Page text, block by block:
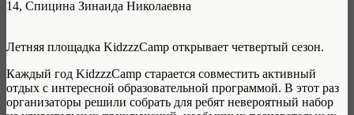
14, Спицина Зинаида Николаевна
Летняя площадка KidzzzCamp открывает четвертый сезон.
Каждый год KidzzzCamp старается совместить активный
отдых с интересной образовательной программой. В этот раз
организаторы решили собрать для ребят невероятный набор